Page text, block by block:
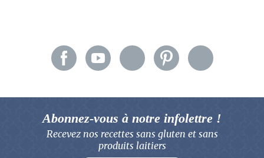
Abonnez-vous à notre infolettre !
Recevez nos recettes sans gluten et sans
produits laitiers